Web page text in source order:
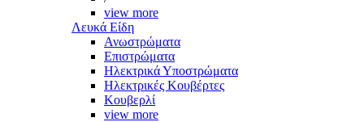
view more
Λευκά Είδη
Ανωστρώματα
Επιστρώματα
Ηλεκτρικά Υποστρώματα
Ηλεκτρικές Κουβέρτες
Κουβερλί
view more